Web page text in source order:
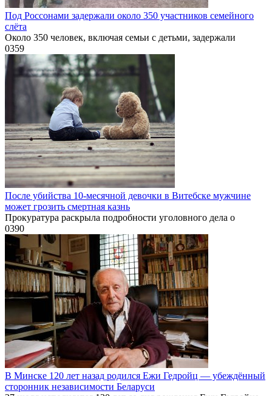
Под Россонами задержали около 350 участников семейного
слёта
Около 350 человек, включая семьи с детьми, задержали
0359
После убийства 10-месячной девочки в Витебске мужчине
может грозить смертная казнь
Прокуратура раскрыла подробности уголовного дела о
0390
В Минске 120 лет назад родился Ежи Гедройц — убеждённый
сторонник независимости Беларуси